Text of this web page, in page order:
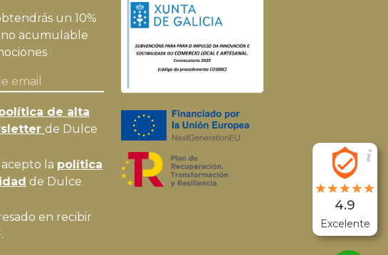
un 10%
acumulable
de alta
de Dulce
la política
de Dulce
en recibir
4.9
Excelente